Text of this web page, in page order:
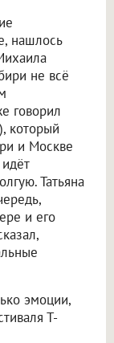
нашлось
не всё
говорил
который
и Москве
Татьяна
и его
эмоции,
Т-